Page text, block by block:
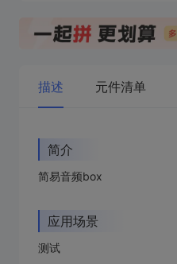
描述 元件清单
简介
简易音频box
应用场景
测试